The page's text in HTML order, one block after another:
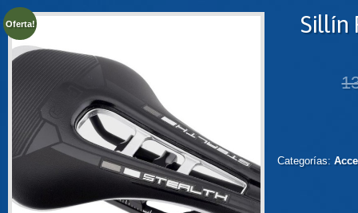
Oferta! Sillín
Categorías: